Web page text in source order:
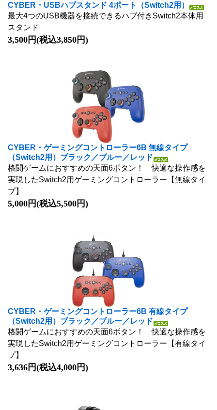
CYBER・USBハブスタンド 4ポート（Switch2用）
最大4つのUSB機器を接続できるハブ付きSwitch2本体用
スタンド
3,500円(税込3,850円)
CYBER・ゲーミングコントローラー6B 無線タイプ
（Switch2用）ブラック／ブルー／レッド
格闘ゲームにおすすめの天面6ボタン！ 快適な操作感を
実現したSwitch2用ゲーミングコントローラー【無線タイ
プ】
5,000円(税込5,500円)
CYBER・ゲーミングコントローラー6B 有線タイプ
（Switch2用）ブラック／ブルー／レッド
格闘ゲームにおすすめの天面6ボタン！ 快適な操作感を
実現したSwitch2用ゲーミングコントローラー【有線タイ
プ】
3,636円(税込4,000円)